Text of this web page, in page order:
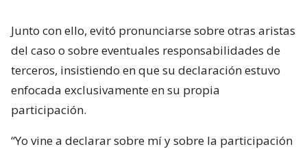
Junto con ello, evitó pronunciarse sobre otras aristas
del caso o sobre eventuales responsabilidades de
terceros, insistiendo en que su declaración estuvo
enfocada exclusivamente en su propia
participación.
“Yo vine a declarar sobre mí y sobre la participación